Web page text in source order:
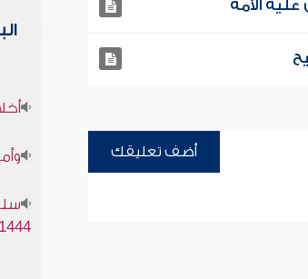
أضف تعليقك
1444هـ